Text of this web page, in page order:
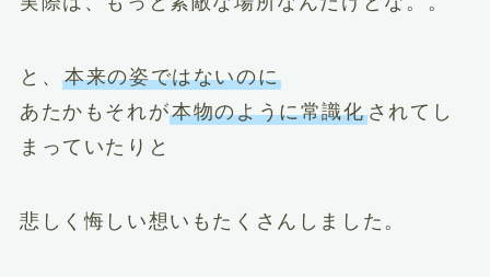
と、本来の姿ではないのに
あたかもそれが本物のように常識化されてし
まっていたりと
悲しく悔しい想いもたくさんしました。